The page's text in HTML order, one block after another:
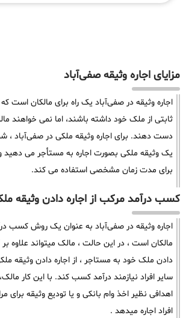
مزایای اجاره وثیقه صفی‌آباد
اجاره وثیقه در صفی‌آباد یک راه برای مالکان است
ثابتی از ملک خود داشته باشند، اما نمی خواهند
دست دهند. برای اجاره وثیقه ملکی در صفی‌آباد ،
یک وثیقه ملکی بصورت اجاره به مستأجر می دهید
برای مدت زمان مشخصی استفاده می کند.
کسب درآمد مرکب از اجاره دادن وثیقه
اجاره وثیقه در صفی‌آباد به عنوان یک روش کسب
مالکان است ، در این حالت ، مالک میتواند علاوه
دادن ملک خود به مستاجر ، از اجاره دادن وثیقه
سایر افراد نیازمند درآمد کسب کند. با این کار
اهدافی نظیر اخذ وام بانکی و یا تودیع وثیقه برای
افراد اجاره میدهد .